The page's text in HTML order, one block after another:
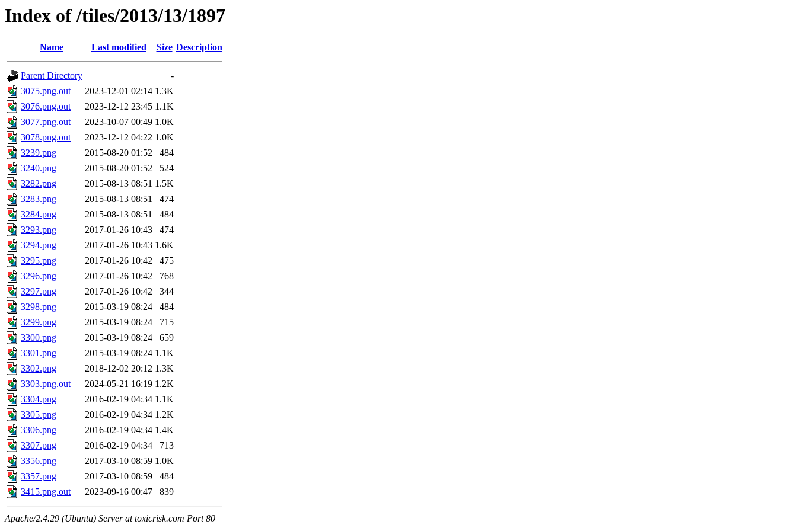
Index of /tiles/2013/13/1897
Name Last modified Size Description
Parent Directory
-
3075.png.out
2023-12-01 02:14 1.3K
3076.png.out
2023-12-12 23:45 1.1K
3077.png.out
2023-10-07 00:49 1.0K
3078.png.out
2023-12-12 04:22 1.0K
3239.png
2015-08-20 01:52
484
3240.png
2015-08-20 01:52
524
3282.png
2015-08-13 08:51 1.5K
3283.png
2015-08-13 08:51
474
3284.png
2015-08-13 08:51
484
3293.png
2017-01-26 10:43
474
3294.png
2017-01-26 10:43 1.6K
3295.png
2017-01-26 10:42
475
3296.png
2017-01-26 10:42
768
3297.png
2017-01-26 10:42
344
3298.png
2015-03-19 08:24
484
3299.png
2015-03-19 08:24
715
3300.png
2015-03-19 08:24
659
3301.png
2015-03-19 08:24 1.1K
3302.png
2018-12-02 20:12 1.3K
3303.png.out
2024-05-21 16:19 1.2K
3304.png
2016-02-19 04:34 1.1K
3305.png
2016-02-19 04:34 1.2K
3306.png
2016-02-19 04:34 1.4K
3307.png
2016-02-19 04:34
713
3356.png
2017-03-10 08:59 1.0K
3357.png
2017-03-10 08:59
484
3415.png.out
2023-09-16 00:47 839
Apache/2.4.29 (Ubuntu) Server at toxicrisk.com Port 80